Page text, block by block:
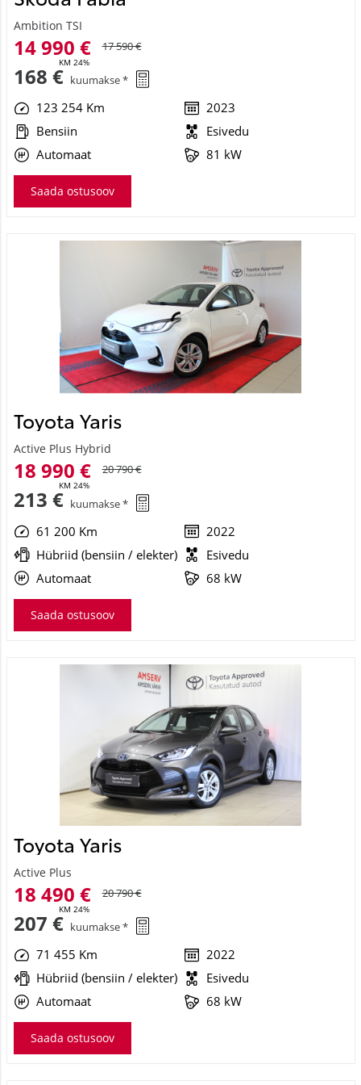
See veebileht kasutab küpsiseid
14 990 €
KM 24%
168 € kuumakse *
123 254 Km
Bensiin
Esivedu
Automaat
81 kW
Saada ostusoov
Toyota Yaris
Active Plus Hybrid
18 990 €
KM 24%
213 € kuumakse *
61 200 Km
Hübriid (bensiin / elekter)
Esivedu
Automaat
68 kW
Saada ostusoov
Toyota Yaris
Active Plus
18 490 €
KM 24%
207 € kuumakse *
71 455 Km
Hübriid (bensiin / elekter)
Esivedu
Automaat
68 kW
Saada ostusoov